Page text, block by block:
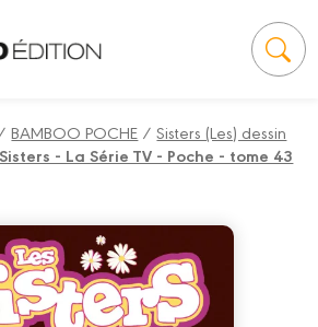
BAMBOO POCHE /Sisters (Les) dessin
- La Série TV - Poche - tome 43